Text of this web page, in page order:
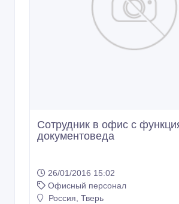
Сотрудник в офис с
документоведа
26/01/2016 15:02
Офисный персонал
Россия, Тверь